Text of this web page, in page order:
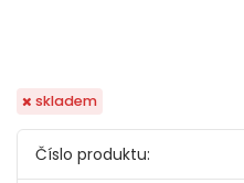
skladem
Číslo produktu: